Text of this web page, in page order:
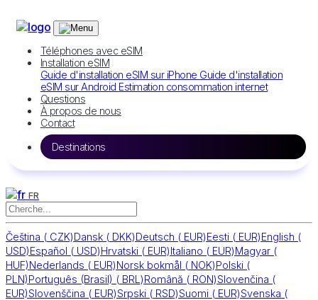
Téléphones avec eSIM
Installation eSIM
Guide d'installation eSIM sur iPhone Guide d'installation
eSIM sur Android Estimation consommation internet
Questions
À propos de nous
Contact
Destinations
FR
Čeština ( CZK)Dansk ( DKK)Deutsch ( EUR)Eesti ( EUR)English (
USD)Español ( USD)Hrvatski ( EUR)Italiano ( EUR)Magyar (
HUF)Nederlands ( EUR)Norsk bokmål ( NOK)Polski (
PLN)Português (Brasil) ( BRL)Română ( RON)Slovenčina (
EUR)Slovenščina ( EUR)Srpski ( RSD)Suomi ( EUR)Svenska (